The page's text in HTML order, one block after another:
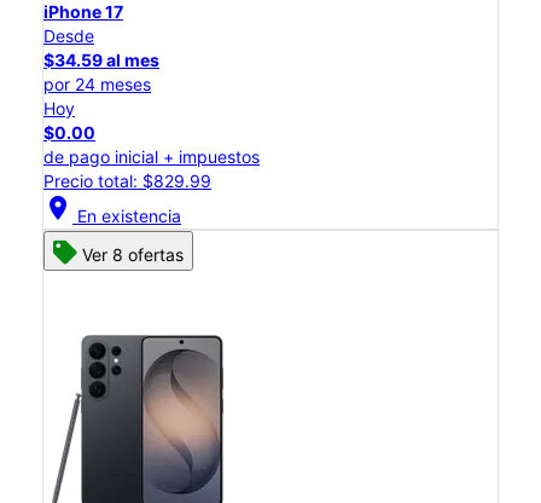
iPhone 17
Desde
$34.59 al mes
por 24 meses
Hoy
$0.00
de pago inicial + impuestos
Precio total: $829.99
location_on En existencia
Ver 8 ofertas